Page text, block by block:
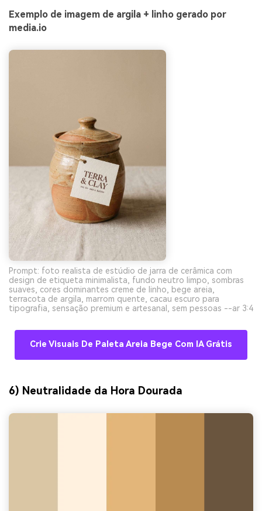
Exemplo de imagem de argila + linho gerado por
media.io
Prompt: foto realista de estúdio de jarra de cerâmica com
design de etiqueta minimalista, fundo neutro limpo, sombras
suaves, cores dominantes creme de linho, bege areia,
terracota de argila, marrom quente, cacau escuro para
tipografia, sensação premium e artesanal, sem pessoas --ar 3:4
Crie Visuais De Paleta Areia Bege Com IA Grátis
6) Neutralidade da Hora Dourada